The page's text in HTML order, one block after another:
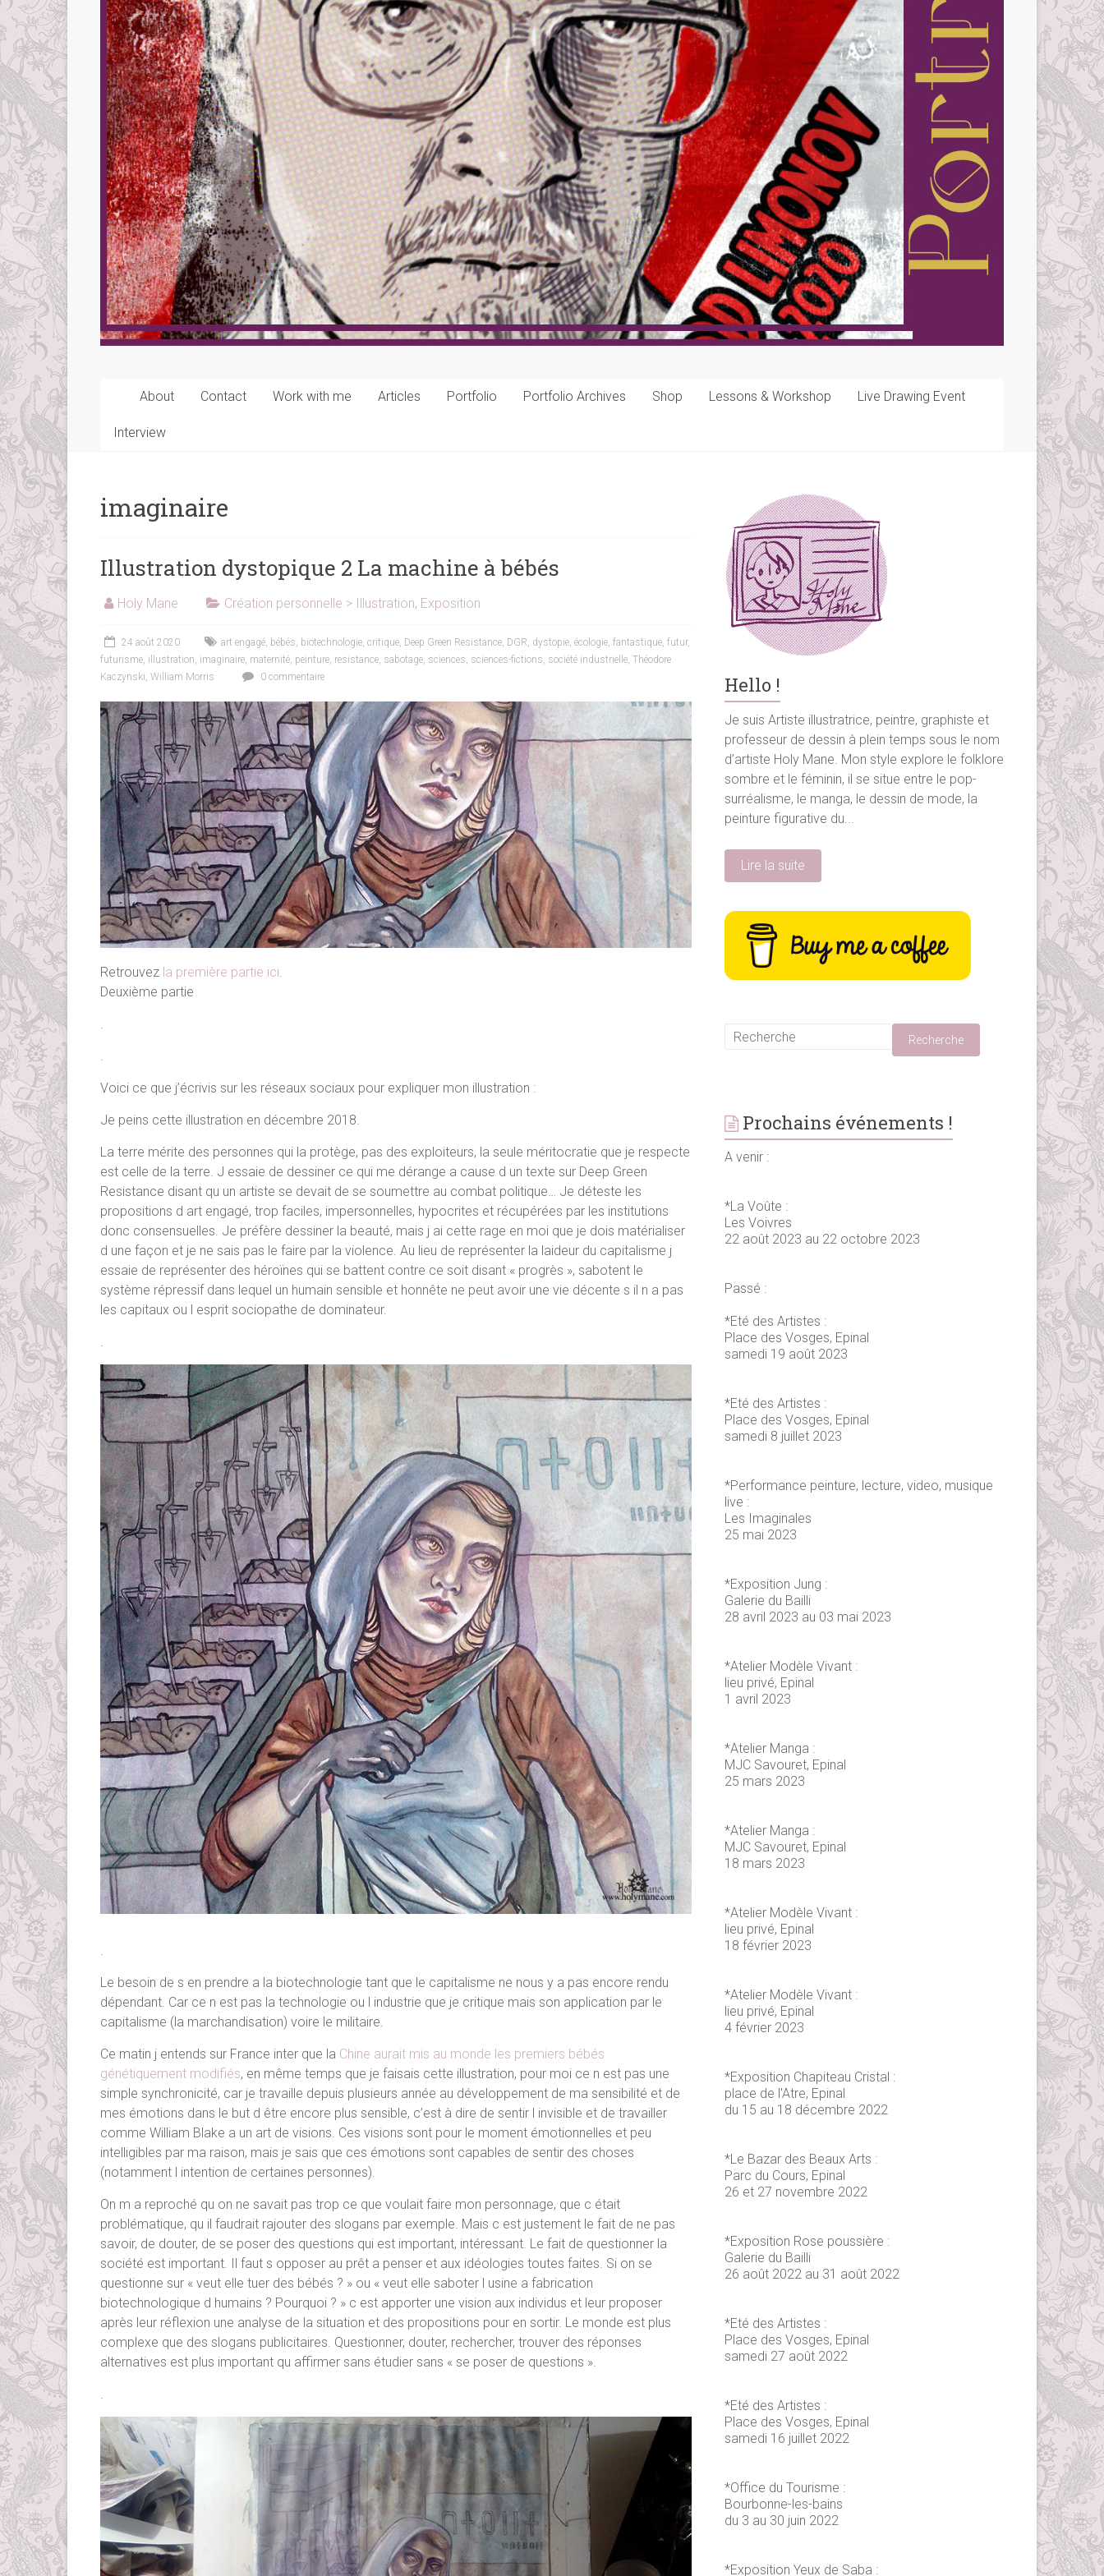
About Contact Work with me Articles Portfolio Portfolio Archives Shop Lessons & Workshop Live Drawing Event
Interview
imaginaire
Illustration dystopique 2 La machine à bébés
Holy Mane Création personnelle > Illustration, Exposition
24 août 2020 art engagé, bébés, biotechnologie, critique, Deep Green Resistance, DGR, dystopie, écologie, fantastique, futur,
futurisme, illustration, imaginaire, maternité, peinture, resistance, sabotage, sciences, sciences-fictions, société industrielle, Théodore
Kaczynski, William Morris 0 commentaire
Retrouvez la première partie ici.
Deuxième partie
.
.
Voici ce que j’écrivis sur les réseaux sociaux pour expliquer mon illustration :
Je peins cette illustration en décembre 2018.
La terre mérite des personnes qui la protège, pas des exploiteurs, la seule méritocratie que je respecte
est celle de la terre. J essaie de dessiner ce qui me dérange a cause d un texte sur Deep Green
Resistance disant qu un artiste se devait de se soumettre au combat politique… Je déteste les
propositions d art engagé, trop faciles, impersonnelles, hypocrites et récupérées par les institutions
donc consensuelles. Je préfère dessiner la beauté, mais j ai cette rage en moi que je dois matérialiser
d une façon et je ne sais pas le faire par la violence. Au lieu de représenter la laideur du capitalisme j
essaie de représenter des héroïnes qui se battent contre ce soit disant « progrès », sabotent le
système répressif dans lequel un humain sensible et honnête ne peut avoir une vie décente s il n a pas
les capitaux ou l esprit sociopathe de dominateur.
.
Le besoin de s en prendre a la biotechnologie tant que le capitalisme ne nous y a pas encore rendu
dépendant. Car ce n est pas la technologie ou l industrie que je critique mais son application par le
capitalisme (la marchandisation) voire le militaire.
Ce matin j entends sur France inter que la Chine aurait mis au monde les premiers bébés
génétiquement modifiés, en même temps que je faisais cette illustration, pour moi ce n est pas une
simple synchronicité, car je travaille depuis plusieurs année au développement de ma sensibilité et de
mes émotions dans le but d être encore plus sensible, c’est à dire de sentir l invisible et de travailler
comme William Blake a un art de visions. Ces visions sont pour le moment émotionnelles et peu
intelligibles par ma raison, mais je sais que ces émotions sont capables de sentir des choses
(notamment l intention de certaines personnes).
On m a reproché qu on ne savait pas trop ce que voulait faire mon personnage, que c était
problématique, qu il faudrait rajouter des slogans par exemple. Mais c est justement le fait de ne pas
savoir, de douter, de se poser des questions qui est important, intéressant. Le fait de questionner la
société est important. Il faut s opposer au prêt a penser et aux idéologies toutes faites. Si on se
questionne sur « veut elle tuer des bébés ? » ou « veut elle saboter l usine a fabrication
biotechnologique d humains ? Pourquoi ? » c est apporter une vision aux individus et leur proposer
après leur réflexion une analyse de la situation et des propositions pour en sortir. Le monde est plus
complexe que des slogans publicitaires. Questionner, douter, rechercher, trouver des réponses
alternatives est plus important qu affirmer sans étudier sans « se poser de questions ».
Hello !
Je suis Artiste illustratrice, peintre, graphiste et
professeur de dessin à plein temps sous le nom
d’artiste Holy Mane. Mon style explore le folklore
sombre et le féminin, il se situe entre le pop-
surréalisme, le manga, le dessin de mode, la
peinture figurative du...
Lire la suite
Prochains événements !
A venir :
*La Voûte :
Les Voivres
22 août 2023 au 22 octobre 2023
Passé :
*Eté des Artistes :
Place des Vosges, Epinal
samedi 19 août 2023
*Eté des Artistes :
Place des Vosges, Epinal
samedi 8 juillet 2023
*Performance peinture, lecture, video, musique
live :
Les Imaginales
25 mai 2023
*Exposition Jung :
Galerie du Bailli
28 avril 2023 au 03 mai 2023
*Atelier Modèle Vivant :
lieu privé, Epinal
1 avril 2023
*Atelier Manga :
MJC Savouret, Epinal
25 mars 2023
*Atelier Manga :
MJC Savouret, Epinal
18 mars 2023
*Atelier Modèle Vivant :
lieu privé, Epinal
18 février 2023
*Atelier Modèle Vivant :
lieu privé, Epinal
4 février 2023
*Exposition Chapiteau Cristal :
place de l'Atre, Epinal
du 15 au 18 décembre 2022
*Le Bazar des Beaux Arts :
Parc du Cours, Epinal
26 et 27 novembre 2022
*Exposition Rose poussière :
Galerie du Bailli
26 août 2022 au 31 août 2022
*Eté des Artistes :
Place des Vosges, Epinal
samedi 27 août 2022
*Eté des Artistes :
Place des Vosges, Epinal
samedi 16 juillet 2022
*Office du Tourisme :
Bourbonne-les-bains
du 3 au 30 juin 2022
*Exposition Yeux de Saba :